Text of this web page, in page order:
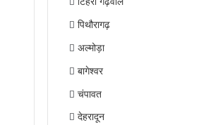
पिथौरागढ़
अल्मोड़ा
बागेश्वर
चंपावत
देहरादून